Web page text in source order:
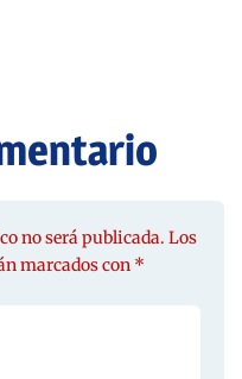
no será publicada. Los
marcados con *